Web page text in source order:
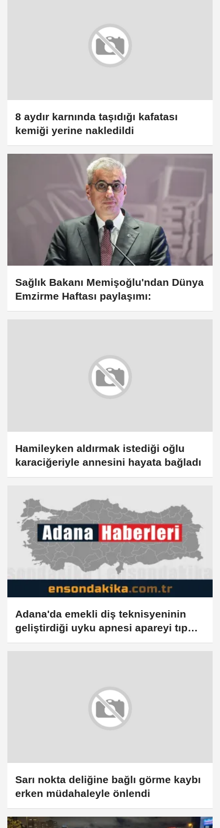
8 aydır karnında taşıdığı kafatası
kemiği yerine nakledildi
Sağlık Bakanı Memişoğlu'ndan Dünya
Emzirme Haftası paylaşımı:
Hamileyken aldırmak istediği oğlu
karaciğeriyle annesini hayata bağladı
Adana'da emekli diş teknisyeninin
geliştirdiği uyku apnesi apareyi tıp
literatürüne girdi
Sarı nokta deliğine bağlı görme kaybı
erken müdahaleyle önlendi